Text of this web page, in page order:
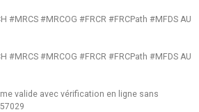
#MRCS #MRCOG #FRCR #FRCPath #MFDS AU
#MRCS #MRCOG #FRCR #FRCPath #MFDS AU
valide avec vérification en ligne sans